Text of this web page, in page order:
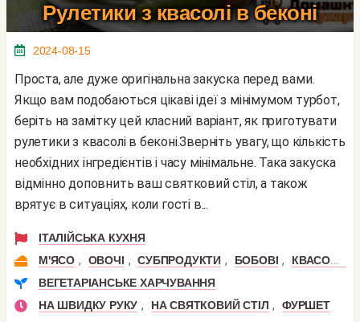
Рулетики з квасолі в беконі
2024-08-15
Проста, але дуже оригінальна закуска перед вами.
Якщо вам подобаються цікаві ідеї з мінімумом турбот,
беріть на замітку цей класний варіант, як приготувати
рулетики з квасолі в беконі.Зверніть увагу, що кількість
необхідних інгредієнтів і часу мінімальне. Така закуска
відмінно доповнить ваш святковий стіл, а також
врятує в ситуаціях, коли гості в...
ІТАЛІЙСЬКА КУХНЯ
М'ЯСО , ОВОЧІ , СУБПРОДУКТИ , БОБОВІ , КВАСОЛЯ
ВЕГЕТАРІАНСЬКЕ ХАРЧУВАННЯ
НА ШВИДКУ РУКУ , НА СВЯТКОВИЙ СТІЛ , ФУРШЕТ